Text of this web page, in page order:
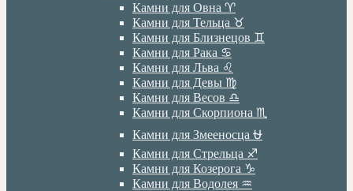
Камни для Овна ♈️
Камни для Тельца ♉️
Камни для Близнецов ♊️
Камни для Рака ♋️
Камни для Льва ♌️
Камни для Девы ♍️
Камни для Весов ♎️
Камни для Скорпиона ♏️
Камни для Змееносца ⛎
Камни для Стрельца ♐️
Камни для Козерога ♑️
Камни для Водолея ♒️